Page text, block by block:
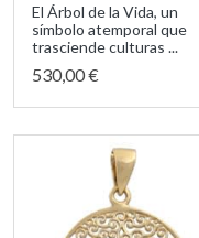
El Árbol de la Vida, un
símbolo atemporal que
trasciende culturas ...
530,00 €